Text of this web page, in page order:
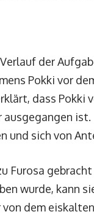
der
Pokki vor
dass Pokki
ausgegangen
und sich von
Furosa
wurde, kann
von dem